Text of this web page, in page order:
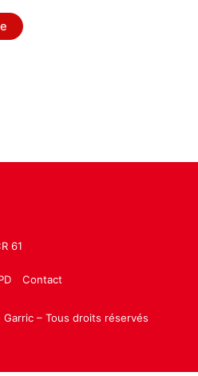
61
Contact
– Tous droits réservés